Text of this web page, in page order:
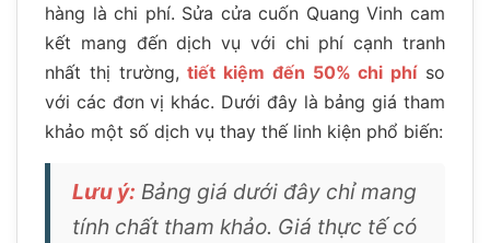
hàng là chi phí. Sửa cửa cuốn Quang Vinh cam
kết mang đến dịch vụ với chi phí cạnh tranh
nhất thị trường,tiết kiệm đến 50% chi phíso
với các đơn vị khác. Dưới đây là bảng giá tham
khảo một số dịch vụ thay thế linh kiện phổ biến:
Lưu ý: Bảng giá dưới đây chỉ mang
tính chất tham khảo. Giá thực tế có